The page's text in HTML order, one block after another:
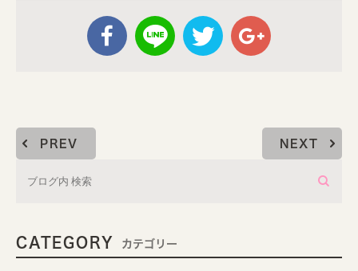
PREV NEXT
CATEGORY カテゴリー